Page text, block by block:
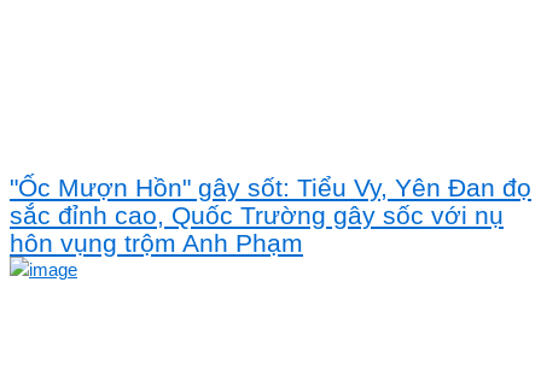
"Ốc Mượn Hồn" gây sốt: Tiểu Vy, Yên Đan đọ
sắc đỉnh cao, Quốc Trường gây sốc với nụ
hôn vụng trộm Anh Phạm